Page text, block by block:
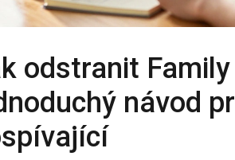
odstranit
návod